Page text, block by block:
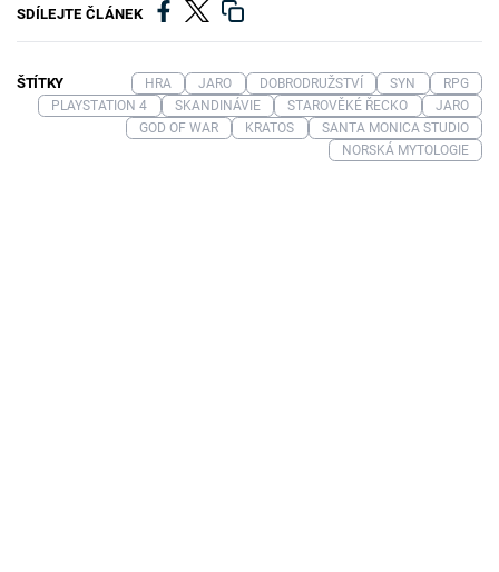
SDÍLEJTE ČLÁNEK
ŠTÍTKY HRA JARO DOBRODRUŽSTVÍ SYN
RPG
PLAYSTATION 4
SKANDINÁVIE STAROVĚKÉ ŘECKO
JARO
GOD OF WAR
KRATOS
SANTA MONICA STUDIO
NORSKÁ MYTOLOGIE